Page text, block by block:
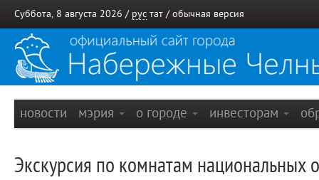
Суббота, 8 августа 2026 / рус тат / обычная версия
новости мэрия о городе инвесторам
Экскурсия по комнатам